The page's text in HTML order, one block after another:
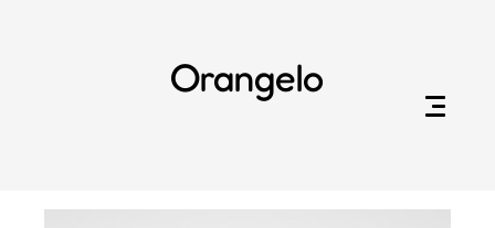
Orangelo